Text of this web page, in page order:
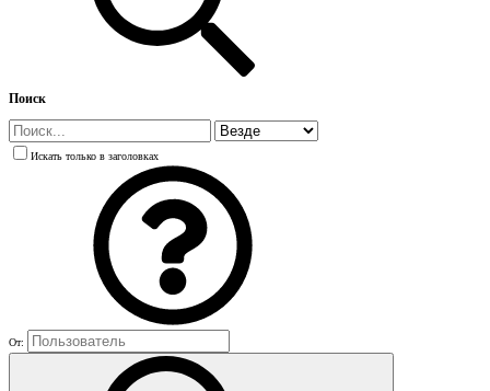
Поиск
Искать только в заголовках
От: